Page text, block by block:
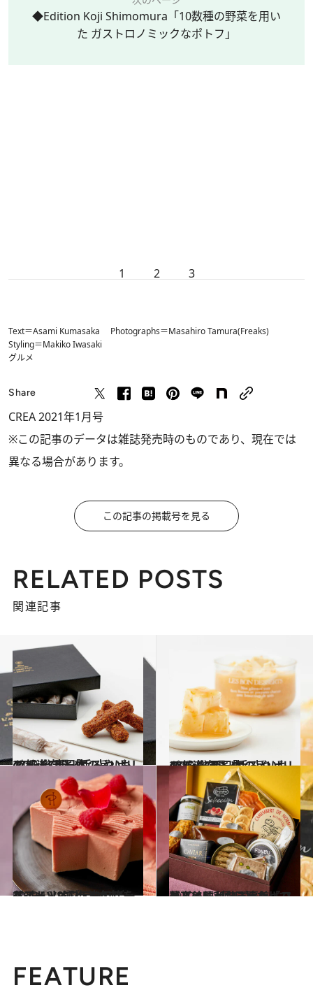
◆Edition Koji Shimomura「10数種の野菜を用い
た ガストロノミックなポトフ」
1 2 3
Text＝Asami Kumasaka Photographs＝Masahiro Tamura(Freaks)
Styling＝Makiko Iwasaki
グルメ
Share
CREA 2021年1月号
※この記事のデータは雑誌発売時のものであり、現在では
異なる場合があります。
この記事の掲載号を見る
RELATED POSTS
関連記事
2020.12.7
47都道府県「手みやげリスト」 “東日本の旨いもの”を総まとめ
グルメ 2020.12.7
47都道府県「手みやげリスト」 “西日本の旨いもの”を総まとめ
グルメ
2020.12.19
ベスト・オブ・ホリデースイーツ9選 年末年始も“おいしいときめき”を♡
グルメ 2020.12.20
夢と美味が詰まった「ハンパー」4種 日持ちして最高に便利なご褒美ギフト
グルメ
FEATURE